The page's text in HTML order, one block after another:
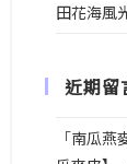
田花海風
近期留
「南瓜燕